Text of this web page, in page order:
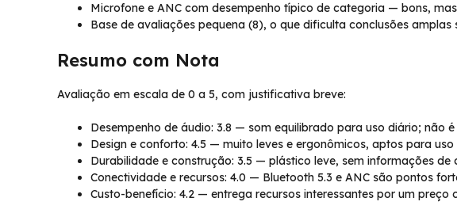
Microfone e ANC com desempenho típico de categoria — bons,
Base de avaliações pequena (8), o que dificulta conclusões amplas
Resumo com Nota
Avaliação em escala de 0 a 5, com justificativa breve:
Desempenho de áudio: 3.8 — som equilibrado para uso diário; não
Design e conforto: 4.5 — muito leves e ergonômicos, aptos para
Durabilidade e construção: 3.5 — plástico leve, sem informações
Conectividade e recursos: 4.0 — Bluetooth 5.3 e ANC são pontos
Custo-benefício: 4.2 — entrega recursos interessantes por um preço